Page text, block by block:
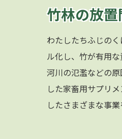
竹林の放置
わたしたちふじの
ル化し、竹が有用
河川の氾濫などの
した家畜用サプリ
したさまざまな事業